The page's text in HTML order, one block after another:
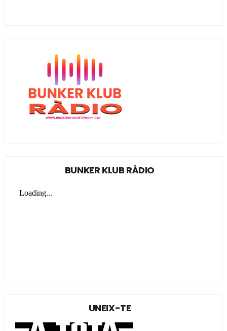
BUNKER KLUB RÀDIO
UNEIX-TE